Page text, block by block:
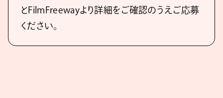
とFilmFreewayより詳細をご確認のうえご応募
ください。